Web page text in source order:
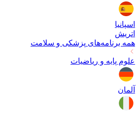
اسپانیا
اتریش
همه برنامه‌های پزشکی و سلامت
علوم پایه و ریاضیات
آلمان